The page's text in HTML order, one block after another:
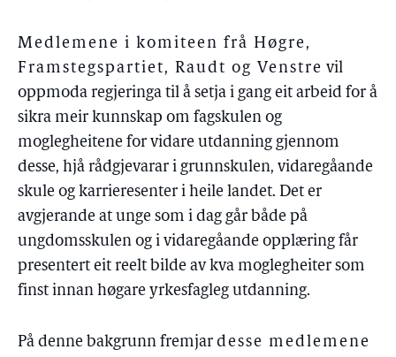
Medlemene i komiteen frå Høgre,
Framstegspartiet, Raudt og Venstre vil
oppmoda regjeringa til å setja i gang eit arbeid for å
sikra meir kunnskap om fagskulen og
moglegheitene for vidare utdanning gjennom
desse, hjå rådgjevarar i grunnskulen, vidaregåande
skule og karrieresenter i heile landet. Det er
avgjerande at unge som i dag går både på
ungdomsskulen og i vidaregåande opplæring får
presentert eit reelt bilde av kva moglegheiter som
finst innan høgare yrkesfagleg utdanning.
På denne bakgrunn fremjar desse medlemene